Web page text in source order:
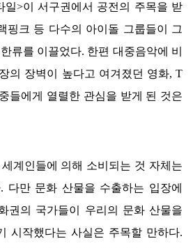
일>이 서구권에서 공전의 주목을 받
핑크 등 다수의 아이돌 그룹들이 그
류를 이끌었다. 한편 대중음악에 비
의 장벽이 높다고 여겨졌던 영화, T
들에게 열렬한 관심을 받게 된 것은
계인들에 의해 소비되는 것 자체는
. 다만 문화 산물을 수출하는 입장에
권의 국가들이 우리의 문화 산물을
시작했다는 사실은 주목할 만하다.